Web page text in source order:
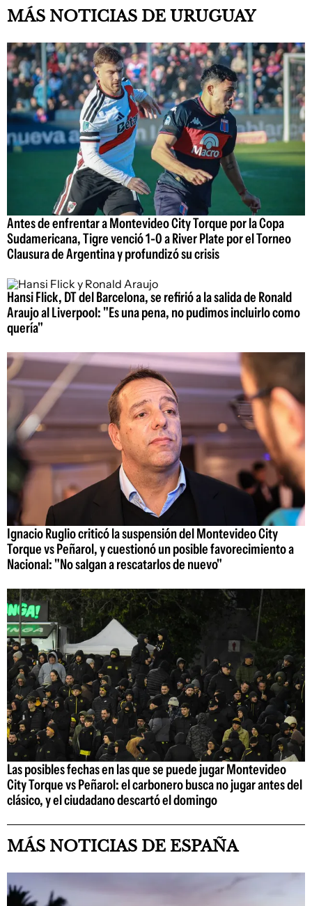
MÁS NOTICIAS DE URUGUAY
Antes de enfrentar a Montevideo City Torque por la Copa
Sudamericana, Tigre venció 1-0 a River Plate por el Torneo
Clausura de Argentina y profundizó su crisis
Hansi Flick, DT del Barcelona, se refirió a la salida de Ronald
Araujo al Liverpool: "Es una pena, no pudimos incluirlo como
quería"
Ignacio Ruglio criticó la suspensión del Montevideo City
Torque vs Peñarol, y cuestionó un posible favorecimiento a
Nacional: "No salgan a rescatarlos de nuevo"
Las posibles fechas en las que se puede jugar Montevideo
City Torque vs Peñarol: el carbonero busca no jugar antes del
clásico, y el ciudadano descartó el domingo
MÁS NOTICIAS DE ESPAÑA